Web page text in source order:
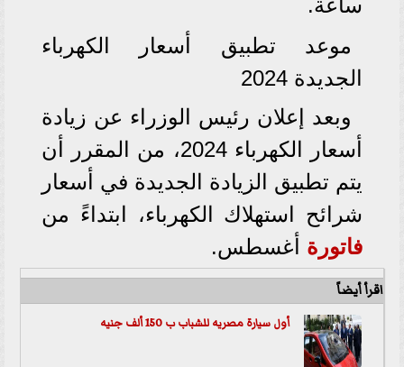
موعد تطبيق أسعار الكهرباء
الجديدة 2024
وبعد إعلان رئيس الوزراء عن زيادة
أسعار الكهرباء 2024، من المقرر أن
يتم تطبيق الزيادة الجديدة في أسعار
شرائح استهلاك الكهرباء، ابتداءً من
فاتورة أغسطس.
اقرأ أيضاً
أول سيارة مصريه للشباب ب 150 ألف جنيه